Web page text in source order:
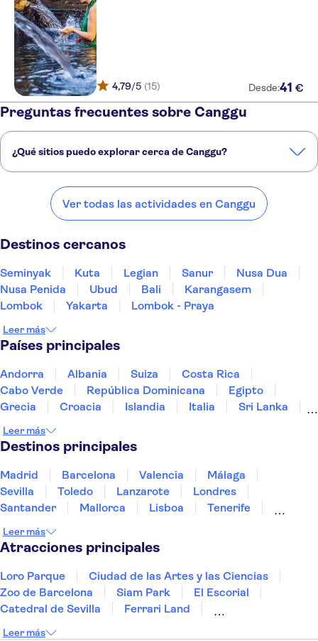
4,79/5 (15) Desde:41 €
Preguntas frecuentes sobre Canggu
¿Qué sitios puedo explorar cerca de Canggu?
Ver todas las actividades en Canggu
Destinos cercanos
Seminyak Kuta Legian Sanur
Nusa Dua
Nusa Penida
Ubud Bali
Karangasem
Lombok
Yakarta Lombok - Praya
Leer más
Países principales
Andorra Albania Suiza
Costa Rica
Cabo Verde
República Dominicana
Egipto
Grecia
Croacia Islandia Italia
Sri Lanka
Portugal
Tailandia
Leer más
Destinos principales
Madrid Barcelona Valencia
Málaga
Sevilla
Toledo Lanzarote
Londres
Santander
Mallorca Lisboa
Tenerife
Bilbao
Menorca Granada
Leer más
Atracciones principales
Loro Parque
Ciudad de las Artes y las Ciencias
Zoo de Barcelona
Siam Park
El Escorial
Catedral de Sevilla
Ferrari Land
Leer más